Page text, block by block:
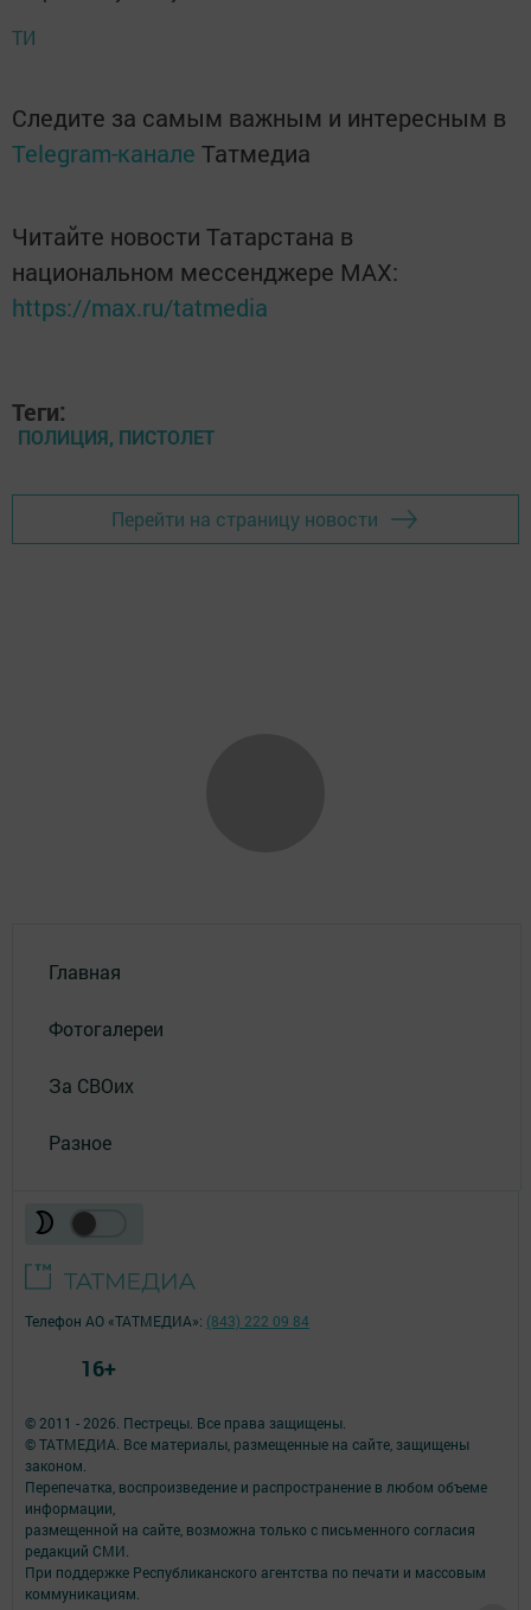
ТИ
Следите за самым важным и интересным в
Telegram-канале Татмедиа
Читайте новости Татарстана в
национальном мессенджере MАХ:
https://max.ru/tatmedia
Теги:
ПОЛИЦИЯ, ПИСТОЛЕТ
Перейти на страницу новости
Главная
Фотогалереи
За СВОих
Разное
© 2011 - 2026. Пестрецы. Все права защищены.
© ТАТМЕДИА. Все материалы, размещенные на сайте, защищены
законом.
Перепечатка, воспроизведение и распространение в любом объеме
информации,
размещенной на сайте, возможна только с письменного согласия
редакций СМИ.
При поддержке Республиканского агентства по печати и массовым
коммуникациям.
Телефон АО «ТАТМЕДИА»: (843) 222 09 84
16+